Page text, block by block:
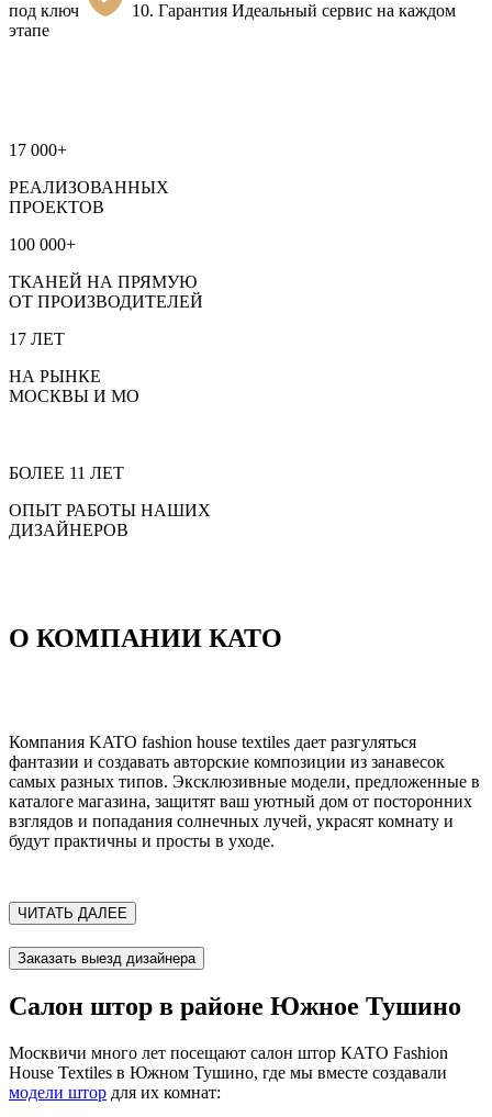
под ключ 10. Гарантия Идеальный сервис на каждом
этапе
17 000+
РЕАЛИЗОВАННЫХ
ПРОЕКТОВ
100 000+
ТКАНЕЙ НА ПРЯМУЮ
ОТ ПРОИЗВОДИТЕЛЕЙ
17 ЛЕТ
НА РЫНКЕ
МОСКВЫ И МО
БОЛЕЕ 11 ЛЕТ
ОПЫТ РАБОТЫ НАШИХ
ДИЗАЙНЕРОВ
О КОМПАНИИ КАТО
Компания KATO fashion house textiles дает разгуляться
фантазии и создавать авторские композиции из занавесок
самых разных типов. Эксклюзивные модели, предложенные в
каталоге магазина, защитят ваш уютный дом от посторонних
взглядов и попадания солнечных лучей, украсят комнату и
будут практичны и просты в уходе.
ЧИТАТЬ ДАЛЕЕ
Заказать выезд дизайнера
Салон штор в районе Южное Тушино
Москвичи много лет посещают салон штор КАТО Fashion
House Textiles в Южном Тушино, где мы вместе создавали
модели штор для их комнат: